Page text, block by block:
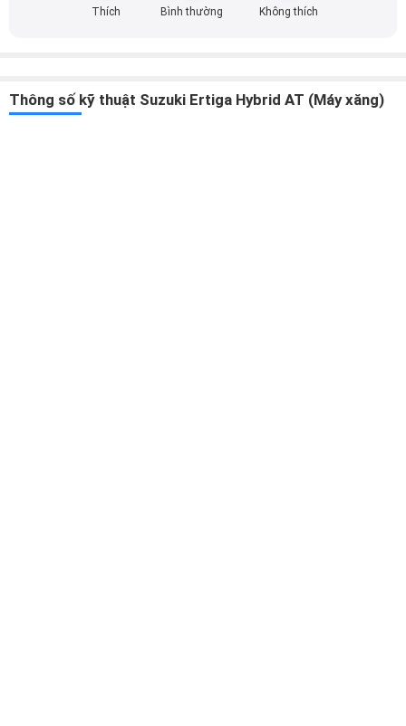
Thích Bình thường Không thích
Thông số kỹ thuật Suzuki Ertiga Hybrid AT (Máy xăng)